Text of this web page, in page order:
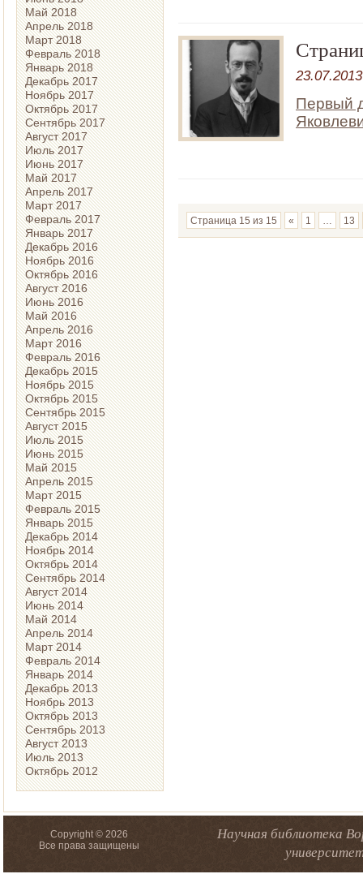
Май 2018
Апрель 2018
Март 2018
Февраль 2018
Январь 2018
Декабрь 2017
Ноябрь 2017
Октябрь 2017
Сентябрь 2017
Август 2017
Июль 2017
Июнь 2017
Май 2017
Апрель 2017
Март 2017
Февраль 2017
Январь 2017
Декабрь 2016
Ноябрь 2016
Октябрь 2016
Август 2016
Июнь 2016
Май 2016
Апрель 2016
Март 2016
Февраль 2016
Декабрь 2015
Ноябрь 2015
Октябрь 2015
Сентябрь 2015
Август 2015
Июль 2015
Июнь 2015
Май 2015
Апрель 2015
Март 2015
Февраль 2015
Январь 2015
Декабрь 2014
Ноябрь 2014
Октябрь 2014
Сентябрь 2014
Август 2014
Июнь 2014
Май 2014
Апрель 2014
Март 2014
Февраль 2014
Январь 2014
Декабрь 2013
Ноябрь 2013
Октябрь 2013
Сентябрь 2013
Август 2013
Июль 2013
Октябрь 2012
23.07.2013
Первый
Страница 15 из 15 « 1 13
Copyright © 2026
Все права защищены
Научная библиотека